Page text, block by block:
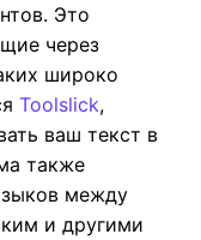
Это
через
широко
Toolslick,
ваш текст в
также
между
и другими